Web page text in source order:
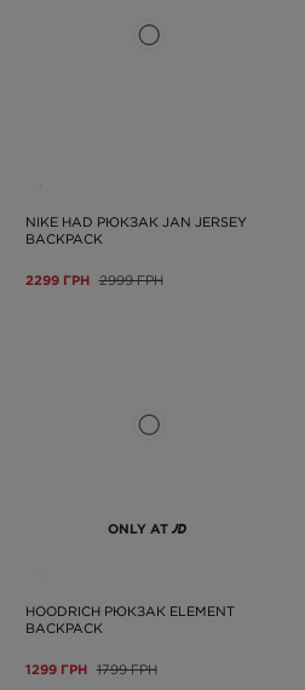
NIKE HAD РЮКЗАК JAN JERSEY
BACKPACK
2299 ГРН 2999 ГРН
ONLY AT
HOODRICH РЮКЗАК ELEMENT
BACKPACK
1299 ГРН 1799 ГРН